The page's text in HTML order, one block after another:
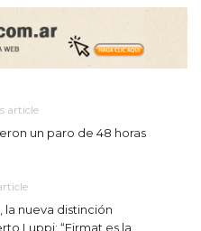
article
un paro de 48 horas
nueva distinción
Luppi: “Firmat es la